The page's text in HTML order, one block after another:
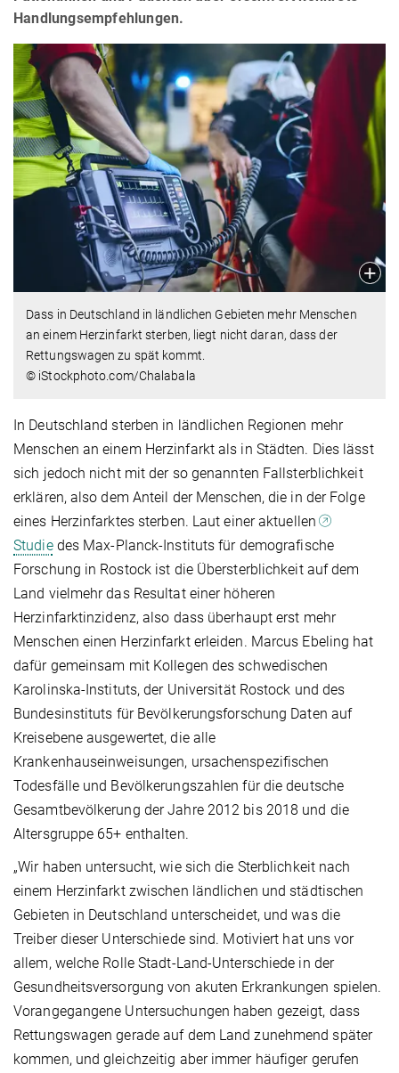
Handlungsempfehlungen.
Dass in Deutschland in ländlichen Gebieten mehr Menschen
an einem Herzinfarkt sterben, liegt nicht daran, dass der
Rettungswagen zu spät kommt.
© iStockphoto.com/Chalabala
In Deutschland sterben in ländlichen Regionen mehr
Menschen an einem Herzinfarkt als in Städten. Dies lässt
sich jedoch nicht mit der so genannten Fallsterblichkeit
erklären, also dem Anteil der Menschen, die in der Folge
eines Herzinfarktes sterben. Laut einer aktuellen
Studiedes Max-Planck-Instituts für demografische
Forschung in Rostock ist die Übersterblichkeit auf dem
Land vielmehr das Resultat einer höheren
Herzinfarktinzidenz, also dass überhaupt erst mehr
Menschen einen Herzinfarkt erleiden. Marcus Ebeling hat
dafür gemeinsam mit Kollegen des schwedischen
Karolinska-Instituts, der Universität Rostock und des
Bundesinstituts für Bevölkerungsforschung Daten auf
Kreisebene ausgewertet, die alle
Krankenhauseinweisungen, ursachenspezifischen
Todesfälle und Bevölkerungszahlen für die deutsche
Gesamtbevölkerung der Jahre 2012 bis 2018 und die
Altersgruppe 65+ enthalten.
„Wir haben untersucht, wie sich die Sterblichkeit nach
einem Herzinfarkt zwischen ländlichen und städtischen
Gebieten in Deutschland unterscheidet, und was die
Treiber dieser Unterschiede sind. Motiviert hat uns vor
allem, welche Rolle Stadt-Land-Unterschiede in der
Gesundheitsversorgung von akuten Erkrankungen spielen.
Vorangegangene Untersuchungen haben gezeigt, dass
Rettungswagen gerade auf dem Land zunehmend später
kommen, und gleichzeitig aber immer häufiger gerufen